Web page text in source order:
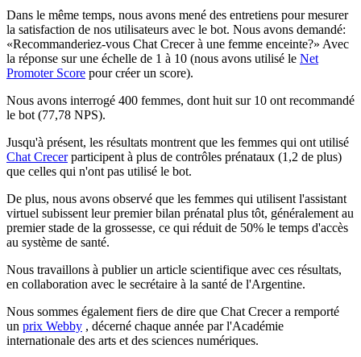
Dans le même temps, nous avons mené des entretiens pour mesurer
la satisfaction de nos utilisateurs avec le bot. Nous avons demandé:
«Recommanderiez-vous Chat Crecer à une femme enceinte?» Avec
la réponse sur une échelle de 1 à 10 (nous avons utilisé le Net
Promoter Score pour créer un score).
Nous avons interrogé 400 femmes, dont huit sur 10 ont recommandé
le bot (77,78 NPS).
Jusqu'à présent, les résultats montrent que les femmes qui ont utilisé
Chat Crecerparticipent à plus de contrôles prénataux (1,2 de plus)
que celles qui n'ont pas utilisé le bot.
De plus, nous avons observé que les femmes qui utilisent l'assistant
virtuel subissent leur premier bilan prénatal plus tôt, généralement au
premier stade de la grossesse, ce qui réduit de 50% le temps d'accès
au système de santé.
Nous travaillons à publier un article scientifique avec ces résultats,
en collaboration avec le secrétaire à la santé de l'Argentine.
Nous sommes également fiers de dire que Chat Crecer a remporté
un prix Webby , décerné chaque année par l'Académie
internationale des arts et des sciences numériques.